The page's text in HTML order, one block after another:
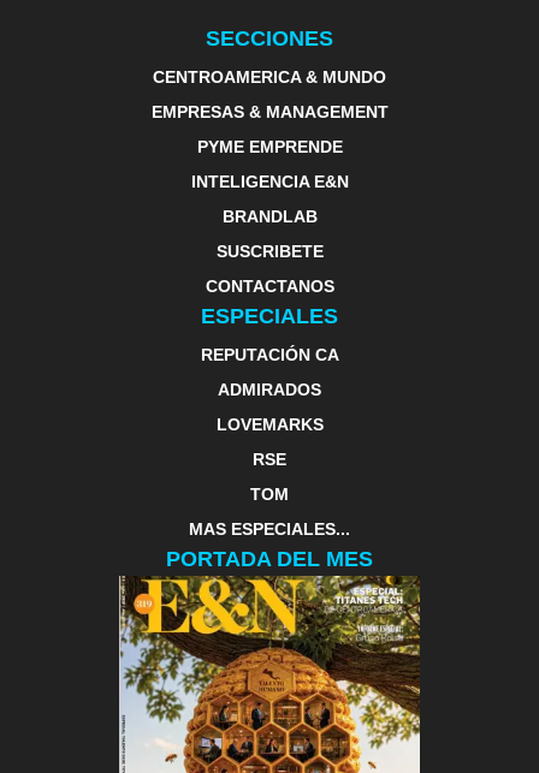
SECCIONES
CENTROAMERICA & MUNDO
EMPRESAS & MANAGEMENT
PYME EMPRENDE
INTELIGENCIA E&N
BRANDLAB
SUSCRIBETE
CONTACTANOS
ESPECIALES
REPUTACIÓN CA
ADMIRADOS
LOVEMARKS
RSE
TOM
MAS ESPECIALES...
PORTADA DEL MES